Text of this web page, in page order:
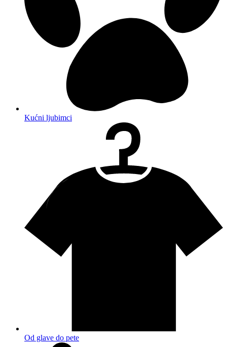
Kućni ljubimci
Od glave do pete